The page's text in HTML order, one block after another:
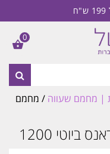
| מחמם שעווה / מחמם
1200
0